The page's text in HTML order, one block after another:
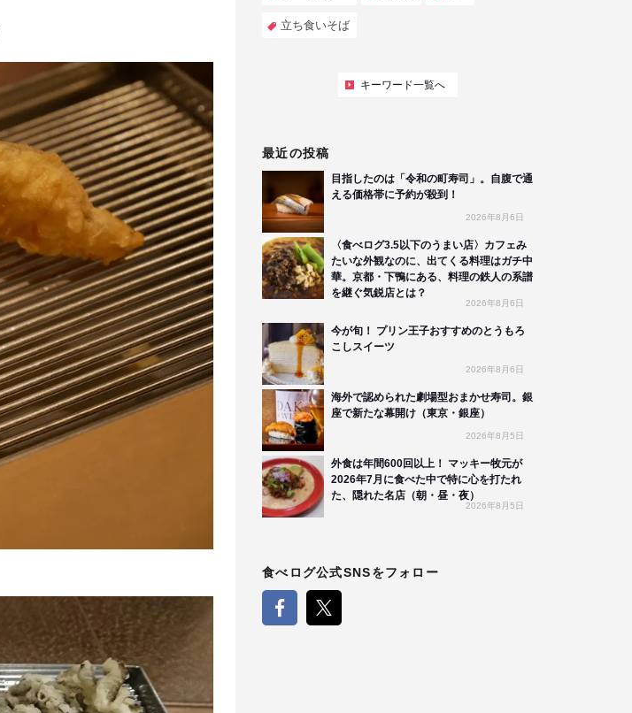
立ち食いそば
キーワード一覧へ
最近の投稿
目指したのは「令和の町寿司」。自腹で通
える価格帯に予約が殺到！
2026年8月6日
〈食べログ3.5以下のうまい店〉カフェみ
たいな外観なのに、出てくる料理はガチ中
華。京都・下鴨にある、料理の鉄人の系譜
を継ぐ気鋭店とは？
2026年8月6日
今が旬！ プリン王子おすすめのとうもろ
こしスイーツ
2026年8月6日
海外で認められた劇場型おまかせ寿司。銀
座で新たな幕開け（東京・銀座）
2026年8月5日
外食は年間600回以上！ マッキー牧元が
2026年7月に食べた中で特に心を打たれ
た、隠れた名店（朝・昼・夜）
2026年8月5日
食べログ公式SNSをフォロー